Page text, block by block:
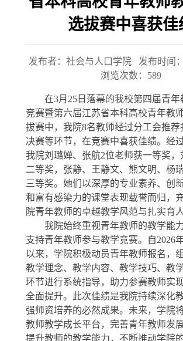
选拔赛中喜获佳
发布者：社会与人口学院
发布时间
浏览次数： 589
在3月25日落幕的我校第四届青
竞赛暨第六届江苏省本科高校青年教
拔赛中，我院8名教师经过分工会推荐
决赛等环节，在竞赛中喜获佳绩。经
我院刘璐婵、张航2位老师获一等奖，
二等奖， 张静、王静文、熊文明、杨
三等奖。 她们 以深厚的专业素养、创
和富有感染力的课堂表现载誉而归，
院青年教师的卓越教学风范与扎实育人
我院始终重视青年教师的教学能
支持青年教师参与教学竞赛。自2026
以来，学院积极动员青年教师报名，
教学理念、教学内容、教学技巧、教
环节进行系统指导，助力参赛教师实
全面提升。此次佳绩是我院持续深化
强师资培养的必然成果。未来，学院
教师教学成长平台，完善青年教师发
提升教师的教学能力，不断推动学院